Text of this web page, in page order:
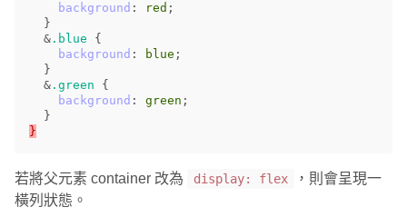
background : red ;
}
& .blue
{
background : blue ;
}
& .green
{
background : green ;
}
}
若將父元素 container 改為 display: flex
，則會呈現一
橫列狀態。